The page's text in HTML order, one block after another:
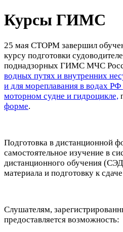
Курсы ГИМС
25 мая СТОРМ завершил
курсу подготовки
поднадзорных ГИМС МЧС
водных путях и внутренних
и для мореплавания в водах
моторном судне и гидроцикле,
форме.
Подготовка в дистанционной
самостоятельное изучение в
дистанционного обучения
материала и подготовку к
Слушателям,
предоставляется возможность: